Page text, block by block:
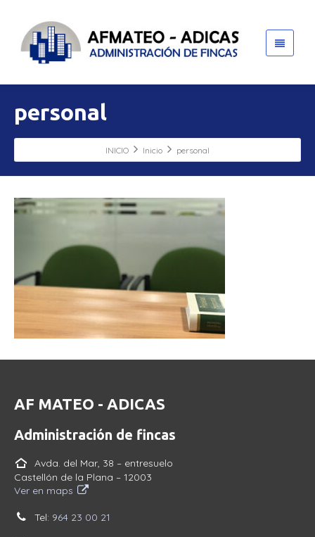
personal
INICIO Inicio personal
AF MATEO - ADICAS
Administración de fincas
Avda. del Mar, 38 – entresuelo
Castellón de la Plana – 12003
Ver en maps
Tel: 964 23 00 21